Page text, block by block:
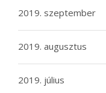
2019. szeptember
2019. augusztus
2019. július